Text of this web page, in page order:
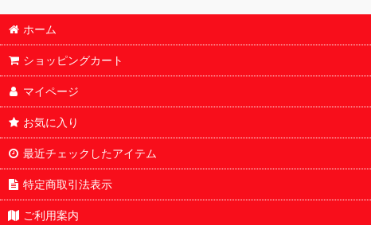
ホーム
ショッピングカート
マイページ
お気に入り
最近チェックしたアイテム
特定商取引法表示
ご利用案内